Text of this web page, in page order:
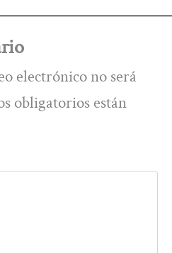
electrónico no será
obligatorios están